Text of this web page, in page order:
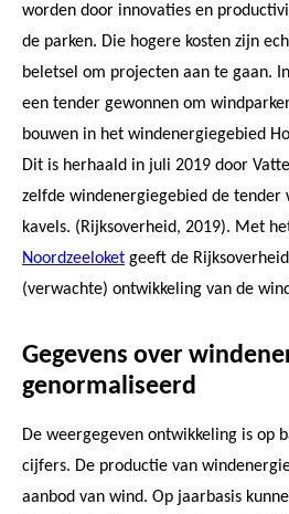
worden door innovaties en
de parken. Die hogere kosten zijn
beletsel om projecten aan te gaan.
een tender gewonnen om
bouwen in het windenergiegebied
Dit is herhaald in juli 2019 door
zelfde windenergiegebied de
kavels. (Rijksoverheid, 2019). Met
Noordzeeloket geeft de
(verwachte) ontwikkeling van de
Gegevens over
genormaliseerd
De weergegeven ontwikkeling is op
cijfers. De productie van
aanbod van wind. Op jaarbasis